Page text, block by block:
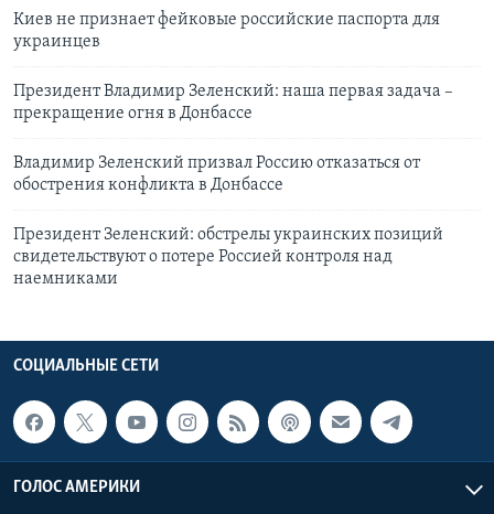
Киев не признает фейковые российские паспорта для
украинцев
Президент Владимир Зеленский: наша первая задача –
прекращение огня в Донбассе
Владимир Зеленский призвал Россию отказаться от
обострения конфликта в Донбассе
Президент Зеленский: обстрелы украинских позиций
свидетельствуют о потере Россией контроля над
наемниками
СОЦИАЛЬНЫЕ СЕТИ
ГОЛОС АМЕРИКИ